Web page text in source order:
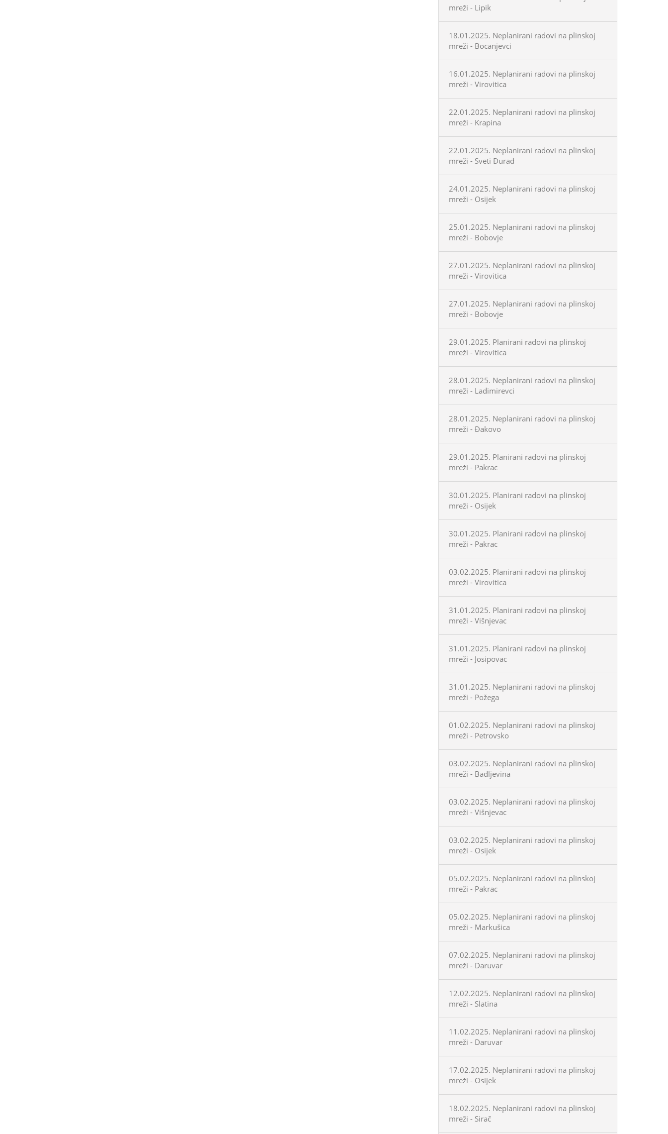
mreži - Lipik
18.01.2025. Neplanirani radovi na plinskoj
mreži - Bocanjevci
16.01.2025. Neplanirani radovi na plinskoj
mreži - Virovitica
22.01.2025. Neplanirani radovi na plinskoj
mreži - Krapina
22.01.2025. Neplanirani radovi na plinskoj
mreži - Sveti Đurađ
24.01.2025. Neplanirani radovi na plinskoj
mreži - Osijek
25.01.2025. Neplanirani radovi na plinskoj
mreži - Bobovje
27.01.2025. Neplanirani radovi na plinskoj
mreži - Virovitica
27.01.2025. Neplanirani radovi na plinskoj
mreži - Bobovje
29.01.2025. Planirani radovi na plinskoj
mreži - Virovitica
28.01.2025. Neplanirani radovi na plinskoj
mreži - Ladimirevci
28.01.2025. Neplanirani radovi na plinskoj
mreži - Đakovo
29.01.2025. Planirani radovi na plinskoj
mreži - Pakrac
30.01.2025. Planirani radovi na plinskoj
mreži - Osijek
30.01.2025. Planirani radovi na plinskoj
mreži - Pakrac
03.02.2025. Planirani radovi na plinskoj
mreži - Virovitica
31.01.2025. Planirani radovi na plinskoj
mreži - Višnjevac
31.01.2025. Planirani radovi na plinskoj
mreži - Josipovac
31.01.2025. Neplanirani radovi na plinskoj
mreži - Požega
01.02.2025. Neplanirani radovi na plinskoj
mreži - Petrovsko
03.02.2025. Neplanirani radovi na plinskoj
mreži - Badljevina
03.02.2025. Neplanirani radovi na plinskoj
mreži - Višnjevac
03.02.2025. Neplanirani radovi na plinskoj
mreži - Osijek
05.02.2025. Neplanirani radovi na plinskoj
mreži - Pakrac
05.02.2025. Neplanirani radovi na plinskoj
mreži - Markušica
07.02.2025. Neplanirani radovi na plinskoj
mreži - Daruvar
12.02.2025. Neplanirani radovi na plinskoj
mreži - Slatina
11.02.2025. Neplanirani radovi na plinskoj
mreži - Daruvar
17.02.2025. Neplanirani radovi na plinskoj
mreži - Osijek
18.02.2025. Neplanirani radovi na plinskoj
mreži - Sirač